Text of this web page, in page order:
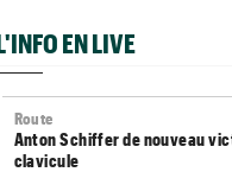
EN LIVE
Route
Anton Schiffer de nouveau
clavicule